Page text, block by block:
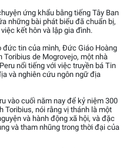
ứng khẩu bằng tiếng Tây Ban
những bài phát biểu đã chuẩn bị,
kết hôn và lập gia đình.
tin của mình, Đức Giáo Hoàng
Toribius de Mogrovejo, một nhà
nổi tiếng với việc truyền bá Tin
và nghiên cứu ngôn ngữ địa
vào cuối năm nay để kỷ niệm 300
Toribius, nói rằng vị thánh là một
và hành động xã hội, và đặc
và tham nhũng trong thời đại của